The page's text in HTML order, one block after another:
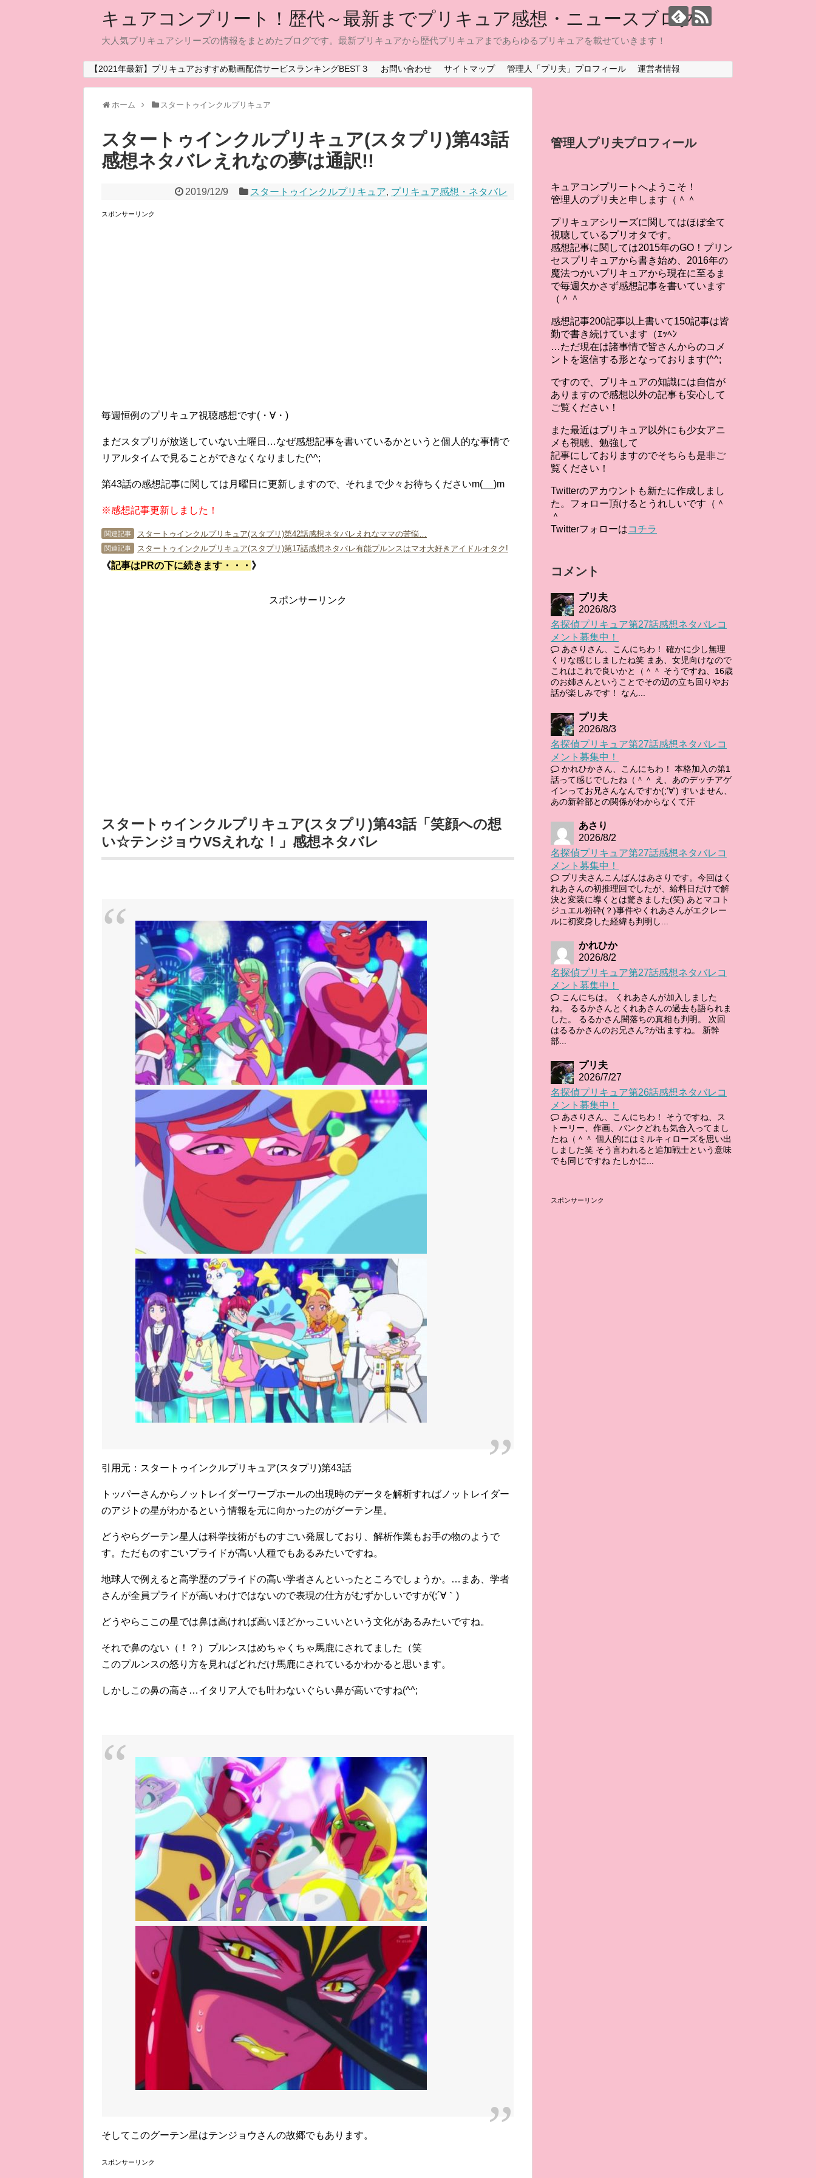
キュアコンプリート！歴代～最新までプリキュア感想・ニュースブログ
大人気プリキュアシリーズの情報をまとめたブログです。最新プリキュアから歴代プリキュアまであらゆるプリキュアを載せていきます！
【2021年最新】プリキュアおすすめ動画配信サービスランキングBEST３ お問い合わせ サイトマップ 管理人「プリ夫」プロフィール 運営者情報
ホーム スタートゥインクルプリキュア
スタートゥインクルプリキュア(スタプリ)第43話
感想ネタバレえれなの夢は通訳!!
2019/12/9 スタートゥインクルプリキュア, プリキュア感想・ネタバレ
スポンサーリンク
毎週恒例のプリキュア視聴感想です(・∀・)
まだスタプリが放送していない土曜日…なぜ感想記事を書いているかというと個人的な事情で
リアルタイムで見ることができなくなりました(^^;
第43話の感想記事に関しては月曜日に更新しますので、それまで少々お待ちくださいm(__)m
※感想記事更新しました！
関連記事 スタートゥインクルプリキュア(スタプリ)第42話感想ネタバレえれなママの苦悩…
関連記事 スタートゥインクルプリキュア(スタプリ)第17話感想ネタバレ有能プルンスはマオ大好きアイドルオタク!
《記事はPRの下に続きます・・・ 》
スポンサーリンク
スタートゥインクルプリキュア(スタプリ)第43話「笑顔への想
い☆テンジョウVSえれな！」感想ネタバレ
引用元：スタートゥインクルプリキュア(スタプリ)第43話
トッパーさんからノットレイダーワープホールの出現時のデータを解析すればノットレイダー
のアジトの星がわかるという情報を元に向かったのがグーテン星。
どうやらグーテン星人は科学技術がものすごい発展しており、解析作業もお手の物のようで
す。ただものすごいプライドが高い人種でもあるみたいですね。
地球人で例えると高学歴のプライドの高い学者さんといったところでしょうか。…まあ、学者
さんが全員プライドが高いわけではないので表現の仕方がむずかしいですが(;´∀｀)
どうやらここの星では鼻は高ければ高いほどかっこいいという文化があるみたいですね。
それで鼻のない（！？）プルンスはめちゃくちゃ馬鹿にされてました（笑
このプルンスの怒り方を見ればどれだけ馬鹿にされているかわかると思います。
しかしこの鼻の高さ…イタリア人でも叶わないぐらい鼻が高いですね(^^;
そしてこのグーテン星はテンジョウさんの故郷でもあります。
スポンサーリンク
管理人プリ夫プロフィール
キュアコンプリートへようこそ！
管理人のプリ夫と申します（＾＾
プリキュアシリーズに関してはほぼ全て
視聴しているプリオタです。
感想記事に関しては2015年のGO！プリン
セスプリキュアから書き始め、2016年の
魔法つかいプリキュアから現在に至るま
で毎週欠かさず感想記事を書いています
（＾＾
感想記事200記事以上書いて150記事は皆
勤で書き続けています（ｴｯﾍﾝ
…ただ現在は諸事情で皆さんからのコメ
ントを返信する形となっております(^^;
ですので、プリキュアの知識には自信が
ありますので感想以外の記事も安心して
ご覧ください！
また最近はプリキュア以外にも少女アニ
メも視聴、勉強して
記事にしておりますのでそちらも是非ご
覧ください！
Twitterのアカウントも新たに作成しまし
た。フォロー頂けるとうれしいです（＾
＾
Twitterフォローはコチラ
コメント
プリ夫
2026/8/3
名探偵プリキュア第27話感想ネタバレコ
メント募集中！
あさりさん、こんにちわ！ 確かに少し無理
くりな感じしましたね笑 まあ、女児向けなので
これはこれで良いかと（＾＾ そうですね、16歳
のお姉さんということでその辺の立ち回りやお
話が楽しみです！ なん...
プリ夫
2026/8/3
名探偵プリキュア第27話感想ネタバレコ
メント募集中！
かれひかさん、こんにちわ！ 本格加入の第1
話って感じでしたね（＾＾ え、あのデッチアゲ
インってお兄さんなんですか(;'∀') すいません、
あの新幹部との関係がわからなくて汗
あさり
2026/8/2
名探偵プリキュア第27話感想ネタバレコ
メント募集中！
プリ夫さんこんばんはあさりです。今回はく
れあさんの初推理回でしたが、給料日だけで解
決と変装に導くとは驚きました(笑) あとマコト
ジュエル粉砕(？)事件やくれあさんがエクレー
ルに初変身した経緯も判明し...
かれひか
2026/8/2
名探偵プリキュア第27話感想ネタバレコ
メント募集中！
こんにちは。 くれあさんが加入しました
ね。 るるかさんとくれあさんの過去も語られま
した。 るるかさん闇落ちの真相も判明。 次回
はるるかさんのお兄さん?が出ますね。 新幹
部...
プリ夫
2026/7/27
名探偵プリキュア第26話感想ネタバレコ
メント募集中！
あさりさん、こんにちわ！ そうですね、ス
トーリー、作画、バンクどれも気合入ってまし
たね（＾＾ 個人的にはミルキィローズを思い出
しました笑 そう言われると追加戦士という意味
でも同じですね たしかに...
スポンサーリンク